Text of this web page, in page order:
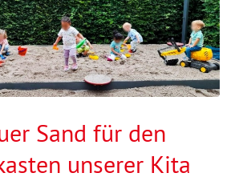
Sand für den
unserer Kita